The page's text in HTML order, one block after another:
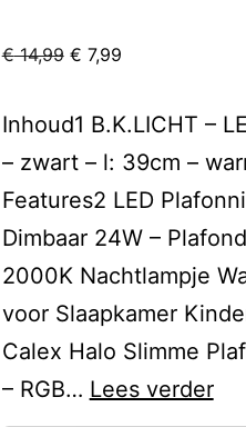
€14,99 Oorspronkelijke
was:
€ 7,99Huidige
is:
Inhoud1 B.K.LICHT –
– zwart – l: 39cm –
Features2 LED
Dimbaar 24W –
2000K Nachtlampje
voor Slaapkamer
Calex Halo Slimme
– RGB… Lees verderSet